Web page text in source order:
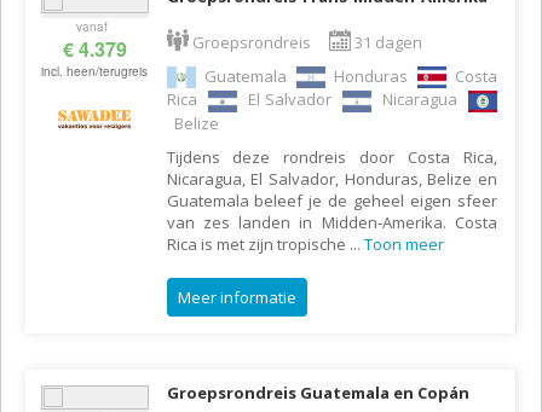
vanaf
€ 4.379
incl. heen/terugreis
Groepsrondreis
31 dagen
Guatemala
Honduras
Costa
Rica
El Salvador
Nicaragua
Belize
Tijdens deze rondreis door Costa Rica,
Nicaragua, El Salvador, Honduras, Belize en
Guatemala beleef je de geheel eigen sfeer
van zes landen in Midden-Amerika. Costa
Rica is met zijn tropische ... Toon meer
Meer informatie
Groepsrondreis Guatemala en Copán